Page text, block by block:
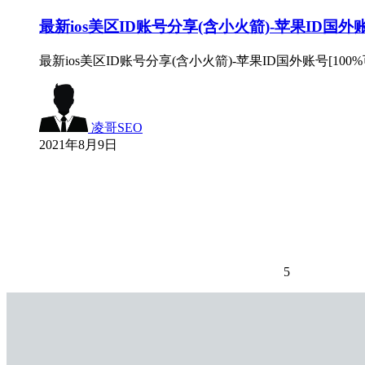
最新ios美区ID账号分享(含小火箭)-苹果ID国外
最新ios美区ID账号分享(含小火箭)-苹果ID国外账号
凌哥SEO
2021年8月9日
5